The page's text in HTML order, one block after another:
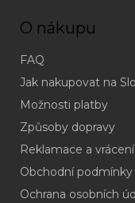
O nákupu
FAQ
Jak nakupovat na
Možnosti platby
Způsoby dopravy
Reklamace a
Obchodní podmínky
Ochrana osobních
(odpověď
do